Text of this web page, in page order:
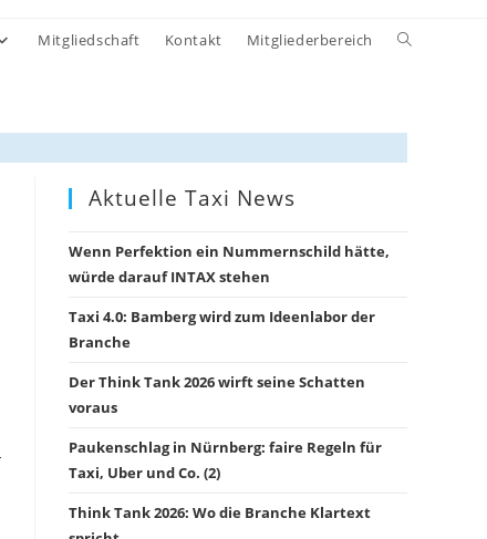
Mitgliedschaft Kontakt Mitgliederbereich
Website-
Aktuelle Taxi News
Wenn Perfektion ein Nummernschild hätte,
würde darauf INTAX stehen
Taxi 4.0: Bamberg wird zum Ideenlabor der
Branche
Der Think Tank 2026 wirft seine Schatten
voraus
Paukenschlag in Nürnberg: faire Regeln für
Taxi, Uber und Co. (2)
Think Tank 2026: Wo die Branche Klartext